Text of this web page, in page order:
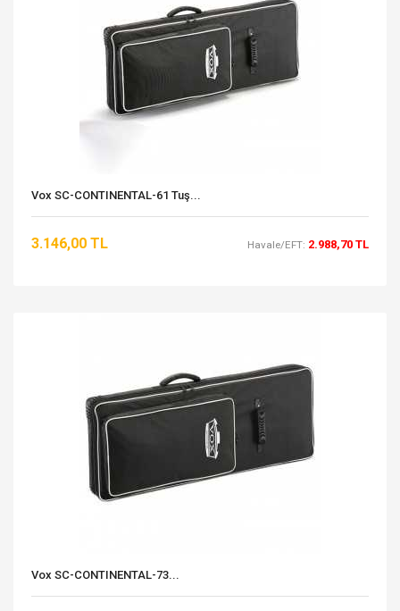
Vox SC-CONTINENTAL-61 Tuş...
3.146,00 TL Havale/EFT: 2.988,70 TL
Vox SC-CONTINENTAL-73...